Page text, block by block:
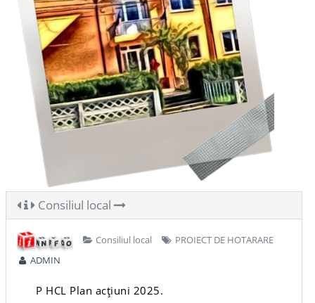
Consiliul local
Consiliul local
PROIECT DE HOTARARE
ADMIN
P HCL Plan acţiuni 2025.